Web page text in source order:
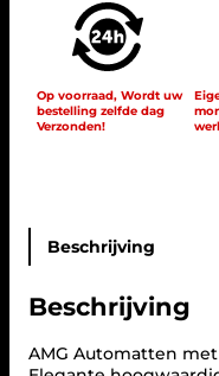
Op voorraad, Wordt uw
bestelling zelfde dag
Verzonden!
Beschrijving
Beschrijving
AMG Automatten